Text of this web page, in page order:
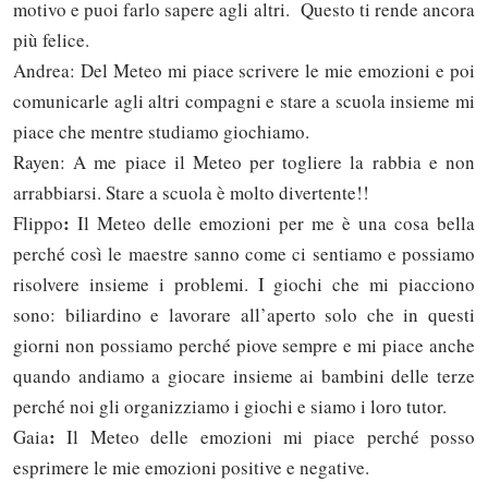
motivo e puoi farlo sapere agli altri. Questo ti rende ancora
più felice.
Andrea: Del Meteo mi piace scrivere le mie emozioni e poi
comunicarle agli altri compagni e stare a scuola insieme mi
piace che mentre studiamo giochiamo.
Rayen: A me piace il Meteo per togliere la rabbia e non
arrabbiarsi. Stare a scuola è molto divertente!!
Flippo: Il Meteo delle emozioni per me è una cosa bella
perché così le maestre sanno come ci sentiamo e possiamo
risolvere insieme i problemi. I giochi che mi piacciono
sono: biliardino e lavorare all’aperto solo che in questi
giorni non possiamo perché piove sempre e mi piace anche
quando andiamo a giocare insieme ai bambini delle terze
perché noi gli organizziamo i giochi e siamo i loro tutor.
Gaia:Il Meteo delle emozioni mi piace perché posso
esprimere le mie emozioni positive e negative.